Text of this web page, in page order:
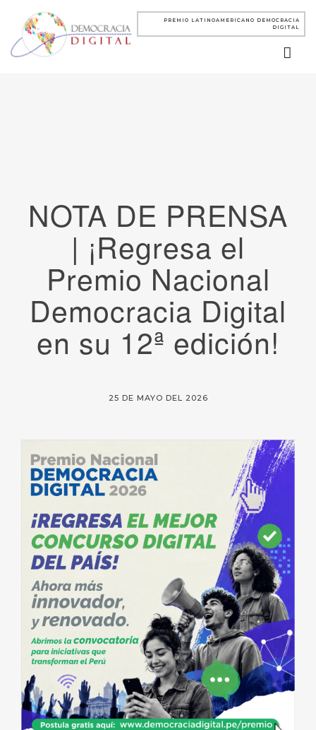
PREMIO LATINOAMERICANO DEMOCRACIA
DIGITAL
NOTA DE PRENSA
| ¡Regresa el
Premio Nacional
Democracia Digital
en su 12ª edición!
25 DE MAYO DEL 2026